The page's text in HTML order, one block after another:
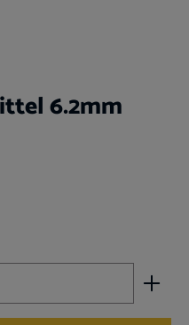
6.2mm
Wert ein oder